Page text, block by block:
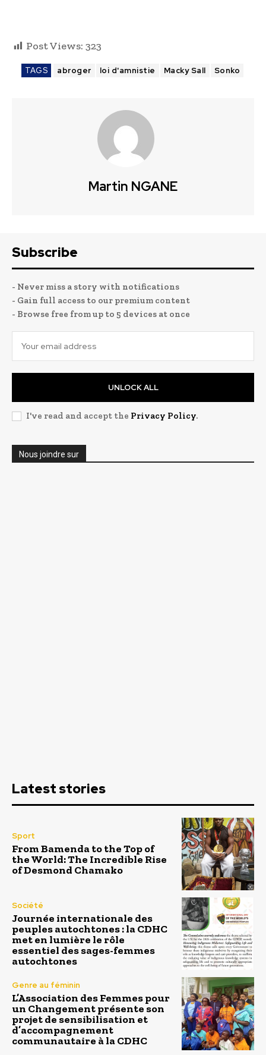
Post Views: 323
TAGS abroger loi d'amnistie Macky Sall Sonko
Martin NGANE
Subscribe
- Never miss a story with notifications
- Gain full access to our premium content
- Browse free from up to 5 devices at once
UNLOCK ALL
I've read and accept the Privacy Policy.
Nous joindre sur
Latest stories
Sport
From Bamenda to the Top of
the World: The Incredible Rise
of Desmond Chamako
Société
Journée internationale des
peuples autochtones : la CDHC
met en lumière le rôle
essentiel des sages-femmes
autochtones
Genre au féminin
L’Association des Femmes pour
un Changement présente son
projet de sensibilisation et
d’accompagnement
communautaire à la CDHC